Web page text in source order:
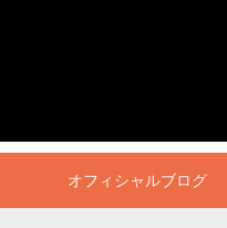
オフィシャルブログ